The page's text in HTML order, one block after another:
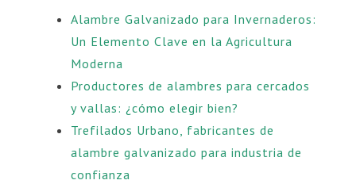
Alambre Galvanizado para Invernaderos:
Un Elemento Clave en la Agricultura
Moderna
Productores de alambres para cercados
y vallas: ¿cómo elegir bien?
Trefilados Urbano, fabricantes de
alambre galvanizado para industria de
confianza